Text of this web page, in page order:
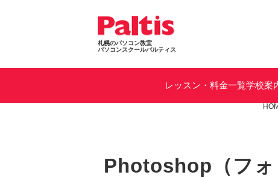
札幌のパソコン教室
パソコンスクールパルティス
レッスン・料金一覧学校案
Photoshop（フォ